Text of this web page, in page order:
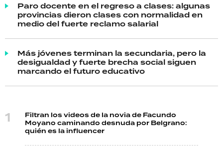
Paro docente en el regreso a clases: algunas
provincias dieron clases con normalidad en
medio del fuerte reclamo salarial
Más jóvenes terminan la secundaria, pero la
desigualdad y fuerte brecha social siguen
marcando el futuro educativo
Filtran los videos de la novia de Facundo
Moyano caminando desnuda por Belgrano:
quién es la influencer